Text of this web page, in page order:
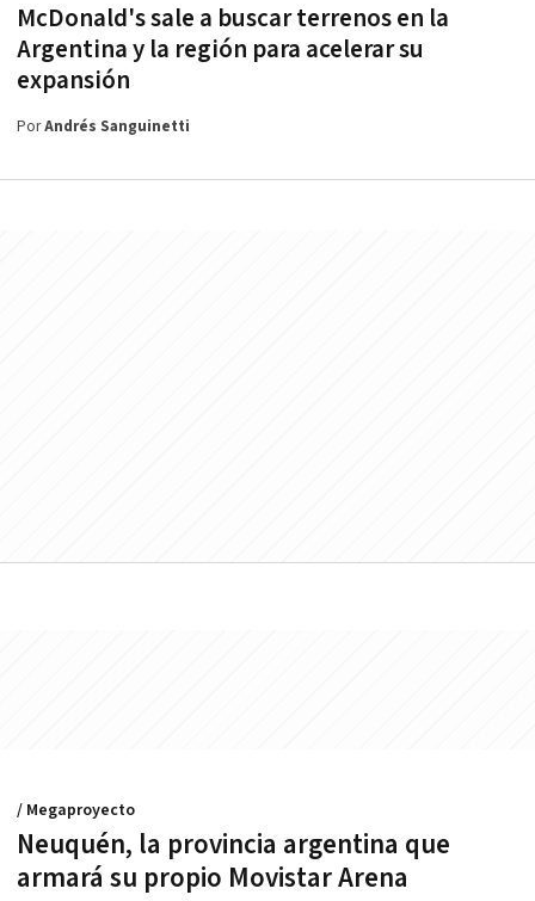
McDonald's sale a buscar terrenos en la
Argentina y la región para acelerar su
expansión
PorAndrés Sanguinetti
Neuquén, la provincia argentina que
armará su propio Movistar Arena
/ Megaproyecto